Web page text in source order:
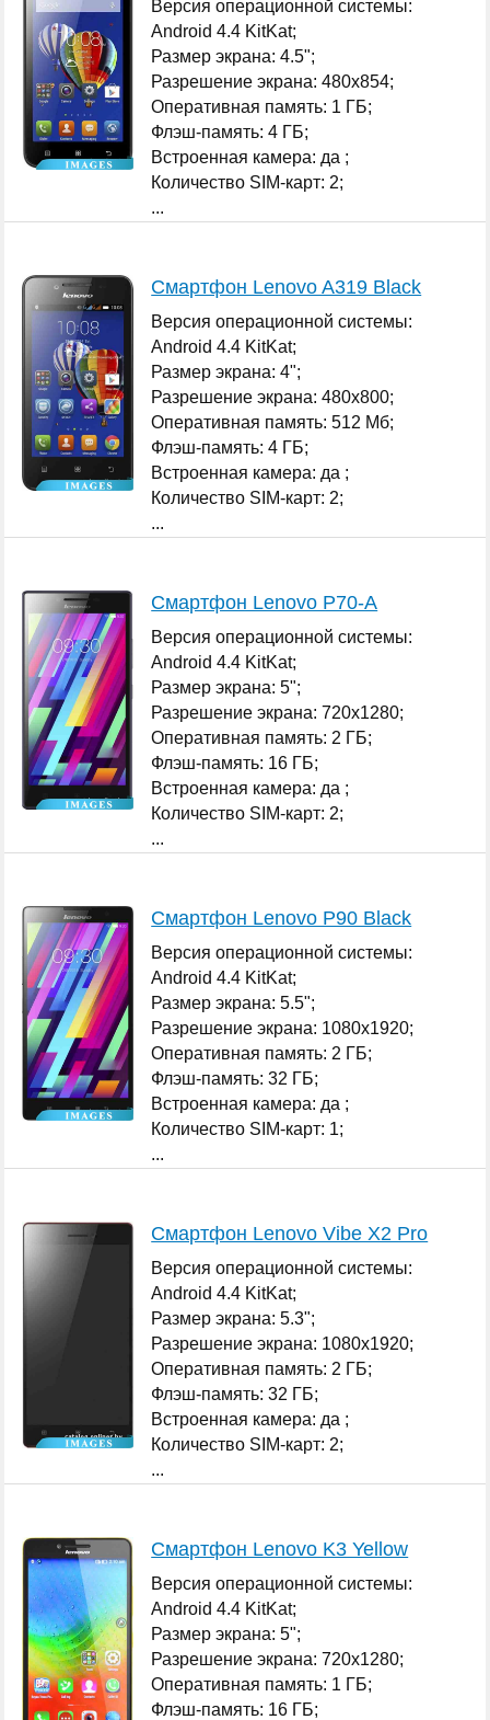
Версия операционной системы:
Android 4.4 KitKat;
Размер экрана: 4.5";
Разрешение экрана: 480x854;
Оперативная память: 1 ГБ;
Флэш-память: 4 ГБ;
Встроенная камера: да ;
Количество SIM-карт: 2;
...
Смартфон Lenovo A319 Black
Версия операционной системы:
Android 4.4 KitKat;
Размер экрана: 4";
Разрешение экрана: 480x800;
Оперативная память: 512 Мб;
Флэш-память: 4 ГБ;
Встроенная камера: да ;
Количество SIM-карт: 2;
...
Смартфон Lenovo P70-A
Версия операционной системы:
Android 4.4 KitKat;
Размер экрана: 5";
Разрешение экрана: 720x1280;
Оперативная память: 2 ГБ;
Флэш-память: 16 ГБ;
Встроенная камера: да ;
Количество SIM-карт: 2;
...
Смартфон Lenovo P90 Black
Версия операционной системы:
Android 4.4 KitKat;
Размер экрана: 5.5";
Разрешение экрана: 1080x1920;
Оперативная память: 2 ГБ;
Флэш-память: 32 ГБ;
Встроенная камера: да ;
Количество SIM-карт: 1;
...
Смартфон Lenovo Vibe X2 Pro
Версия операционной системы:
Android 4.4 KitKat;
Размер экрана: 5.3";
Разрешение экрана: 1080x1920;
Оперативная память: 2 ГБ;
Флэш-память: 32 ГБ;
Встроенная камера: да ;
Количество SIM-карт: 2;
...
Смартфон Lenovo K3 Yellow
Версия операционной системы:
Android 4.4 KitKat;
Размер экрана: 5";
Разрешение экрана: 720x1280;
Оперативная память: 1 ГБ;
Флэш-память: 16 ГБ;